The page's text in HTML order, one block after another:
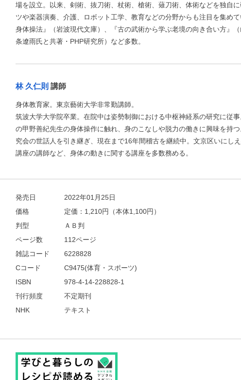
場を設立。以来、剣術、抜刀術、杖術、槍術、薙刀術、体術などを独自
ツや楽器演奏、介護、ロボット工学、教育などの分野からも注目を集め
身体操法』（岩波現代文庫）、『古の武術から学ぶ老境の向き合い方』
条遼雨氏と共著・PHP研究所）など多数。
林 久仁則 講師
身体教育家。東京藝術大学非常勤講師。
筑波大学大学院卒業。在院中は姿勢制御における中枢神経系の研究に従
の甲野善紀先生の身体操作に触れ、身のこなしや脱力の働きに興味を持
究会の世話人を引き継ぎ、現在まで16年間稽古を継続中。文京区いにし
講座の講師など、身体の動きに関する講座を多数務める。
発売日
2022年01月25日
価格
定価： 1,210円（本体1,100円）
判型
ＡＢ判
ページ数
112ページ
雑誌コード
6228828
Cコード
C9475(体育・スポーツ)
ISBN
978-4-14-228828-1
刊行頻度
不定期刊
NHK
テキスト